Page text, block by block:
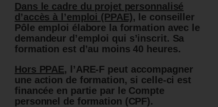
Dans le cadre du projet personnalisé
d’accès à l’emploi (PPAE), le conseiller
Pôle emploi élabore la formation avec le
demandeur d’emploi qui s’inscrit. Sa
formation est d’au moins 40 heures.
Hors PPAE, l’ARE-F peut accompagner
une action de formation, si celle-ci est
financée en partie par le Compte
personnel de formation (CPF).